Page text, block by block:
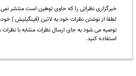
خبرگزاری نظراتی را که حاوی توهین است منتشر
لطفا از نوشتن نظرات خود به لاتین (فینگیلیش )
توصیه می شود به جای ارسال نظرات مشابه با
استفاده کنید.